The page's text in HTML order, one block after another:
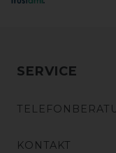
SERVICE
KONTAKT